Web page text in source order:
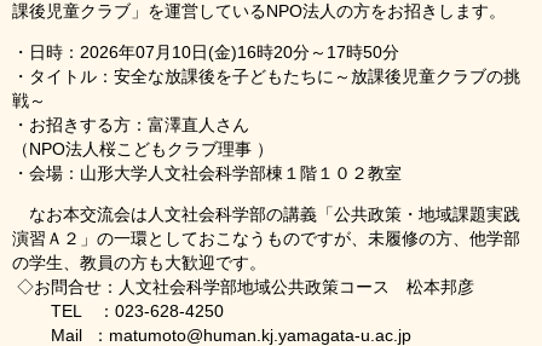
課後児童クラブ」を運営しているNPO法人の方をお招きします。
・日時：2026年07月10日(金)16時20分～17時50分
・タイトル：安全な放課後を子どもたちに～放課後児童クラブの挑
戦～
・お招きする方：富澤直人さん
（NPO法人桜こどもクラブ理事 ）
・会場：山形大学人文社会科学部棟１階１０２教室
なお本交流会は人文社会科学部の講義「公共政策・地域課題実践
演習Ａ２」の一環としておこなうものですが、未履修の方、他学部
の学生、教員の方も大歓迎です。
◇お問合せ：人文社会科学部地域公共政策コース 松本邦彦
TEL ：023-628-4250
Mail ：matumoto@human.kj.yamagata-u.ac.jp